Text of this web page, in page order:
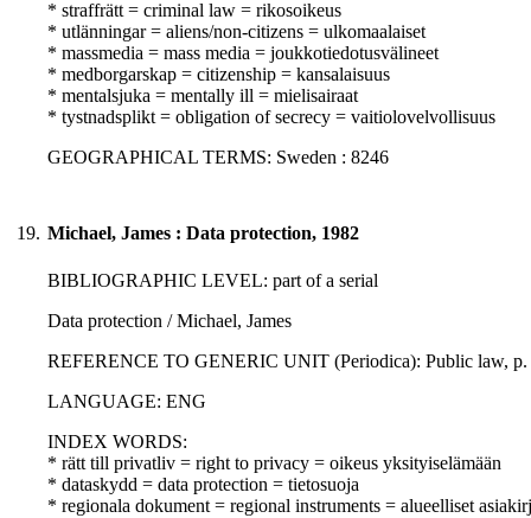
* straffrätt = criminal law = rikosoikeus
* utlänningar = aliens/non-citizens = ulkomaalaiset
* massmedia = mass media = joukkotiedotusvälineet
* medborgarskap = citizenship = kansalaisuus
* mentalsjuka = mentally ill = mielisairaat
* tystnadsplikt = obligation of secrecy = vaitiolovelvollisuus
GEOGRAPHICAL TERMS: Sweden : 8246
19. Michael, James : Data protection, 1982
BIBLIOGRAPHIC LEVEL: part of a serial
Data protection / Michael, James
REFERENCE TO GENERIC UNIT (Periodica): Public law,
LANGUAGE: ENG
INDEX WORDS:
* rätt till privatliv = right to privacy = oikeus yksityiselämään
* dataskydd = data protection = tietosuoja
* regionala dokument = regional instruments = alueelliset